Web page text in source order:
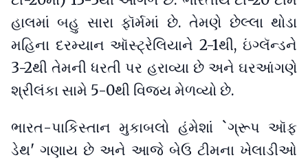
હાલમાં બહુ સારા ફૉર્મમાં છે. તેમણે છેલ્લા થોડા
મહિના દરમ્યાન ઑસ્ટ્રેલિયાને 2-1થી, ઇંગ્લૅન્ડને
3-2થી તેમની ધરતી પર હરાવ્યા છે અને ઘરઆંગણે
શ્રીલંકા સામે 5-0થી વિજય મેળવ્યો છે.
ભારત-પાકિસ્તાન મુકાબલો હંમેશાં `ગ્રૂપ ઑફ
ડેથ' ગણાય છે અને આજે બેઉ ટીમના ખેલાડીઓ